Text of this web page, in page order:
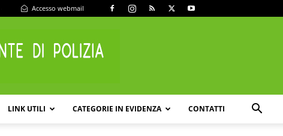
Accesso webmail
LINK UTILI CATEGORIE IN EVIDENZA CONTATTI